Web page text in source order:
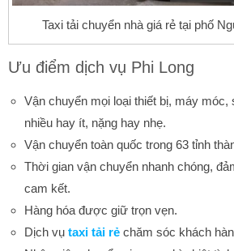
Taxi tải chuyển nhà giá rẻ tại phố
Ưu điểm dịch vụ Phi Long
Vận chuyển mọi loại thiết bị, máy
nhiều hay ít, nặng hay nhẹ.
Vận chuyển toàn quốc trong 63 tỉnh
Thời gian vận chuyển nhanh chóng,
cam kết.
Hàng hóa được giữ trọn vẹn.
Dịch vụ taxi tải rẻ chăm sóc khách